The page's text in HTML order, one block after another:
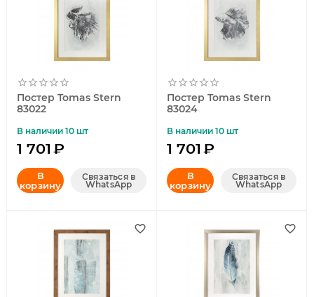
Постер Tomas Stern
83022
В наличии 10 шт
1 701 ₽
В
корзину
Связаться в
WhatsApp
Постер Tomas Stern
83024
В наличии 10 шт
1 701 ₽
В
корзину
Связаться в
WhatsApp